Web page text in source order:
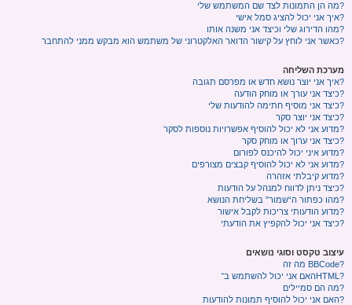
מה הן התמונות לצד שם המשתמש שלי?
איך אני יכול להציג סמל אישי?
מהו הדירוג שלי וכיצד אני משנה אותו?
כאשר אני לוחץ על קישור הדואר האלקטרוני של משתמש הוא מבקש ממני להתחבר?
מערכת השליחה
איך אני יוצר נושא חדש או מפרסם תגובה?
כיצד אני עורך או מוחק הודעה?
כיצד אני מוסיף חתימה להודעות שלי?
כיצד אני יוצר סקר?
מדוע אני לא יכול להוסיף אפשרויות נוספות לסקר?
כיצד אני ערוך או מוחק סקר?
מדוע איני יכול להיכנס לפורום?
מדוע אני לא יכול להוסיף קבצים מצורפים?
מדוע קיבלתי אזהרה?
כיצד ניתן לדווח למנהל על הודעות?
מהו כפתור ה“שמור” בשליחת הנושא?
מדוע הודעותי צריכות לקבל אישור?
כיצד אני יכול להקפיץ את הודעתי?
עיצוב טקסט וסוגי נושאים
מה זה BBCode?
האם אני יכול להשתמש ב־HTML?
מה הם סמיילים?
האם אני יכול להוסיף תמונות להודעות?